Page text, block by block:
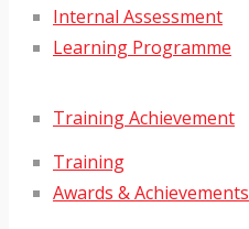
Internal Assessment
Learning Programme
Training Achievement
Training
Awards & Achievements